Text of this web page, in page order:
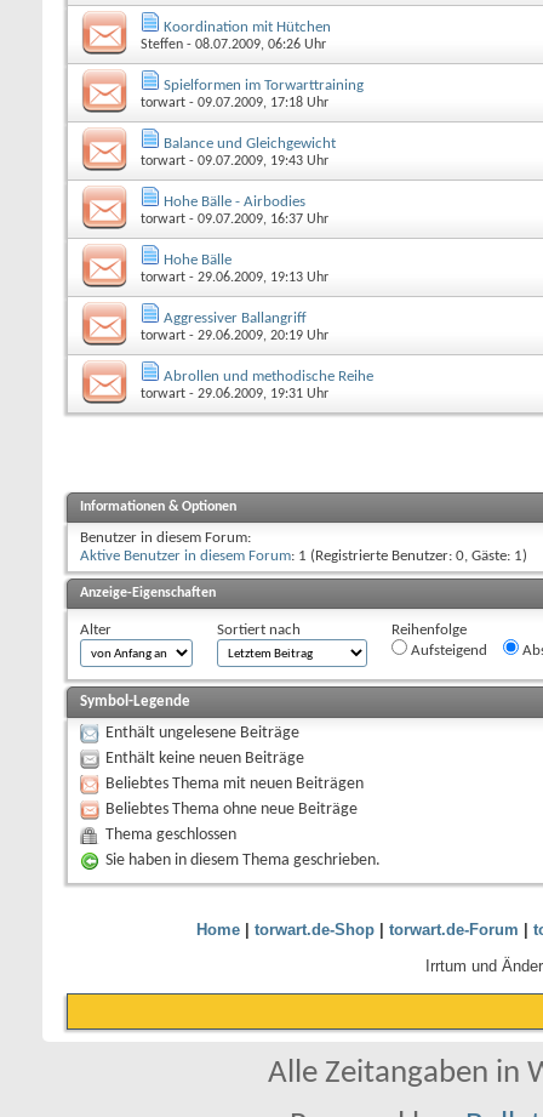
Koordination mit Hütchen
Steffen - 08.07.2009, 06:26 Uhr
Spielformen im Torwarttraining
torwart - 09.07.2009, 17:18 Uhr
Balance und Gleichgewicht
torwart - 09.07.2009, 19:43 Uhr
Hohe Bälle - Airbodies
torwart - 09.07.2009, 16:37 Uhr
Hohe Bälle
torwart - 29.06.2009, 19:13 Uhr
Aggressiver Ballangriff
torwart - 29.06.2009, 20:19 Uhr
Abrollen und methodische Reihe
torwart - 29.06.2009, 19:31 Uhr
Informationen & Optionen
Benutzer in diesem Forum:
Aktive Benutzer in diesem Forum: 1 (Registrierte Benutzer: 0, Gäste: 1)
Anzeige-Eigenschaften
Alter Sortiert nach
Reihenfolge
Aufsteigend
Symbol-Legende
Enthält ungelesene Beiträge
Enthält keine neuen Beiträge
Beliebtes Thema mit neuen Beiträgen
Beliebtes Thema ohne neue Beiträge
Thema geschlossen
Sie haben in diesem Thema geschrieben.
Home| torwart.de-Shop| torwart.de-Forum
Irrtum und
Alle Zeitangaben in